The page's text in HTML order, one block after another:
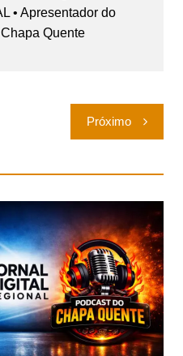
• Apresentador do
Quente
Próximo